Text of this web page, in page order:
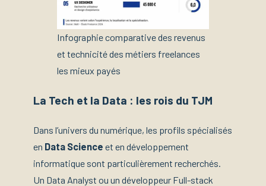
Infographie comparative des revenus
et technicité des métiers freelances
les mieux payés
La Tech et la Data : les rois du TJM
Dans l’univers du numérique, les profils spécialisés
en Data Science et en développement
informatique sont particulièrement recherchés.
Un Data Analyst ou un développeur Full-stack